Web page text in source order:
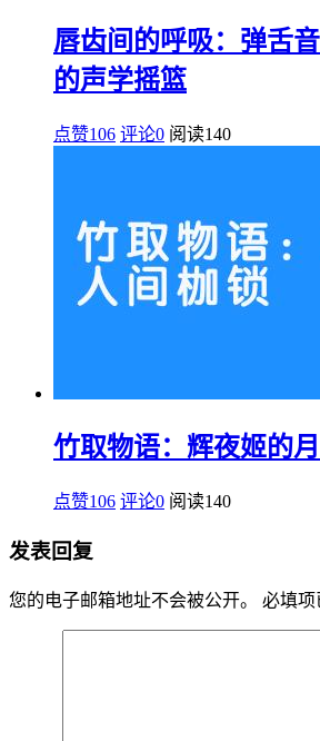
唇齿间的呼吸：弹舌
的声学摇篮
点赞106 评论0 阅读140
竹取物语：辉夜姬的
点赞106 评论0 阅读140
发表回复
您的电子邮箱地址不会被公开。 必填项